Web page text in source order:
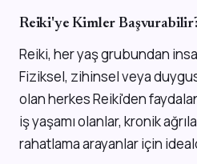
Reiki'ye Kimler
Reiki, her yaş grubundan
Fiziksel, zihinsel veya
olan herkes Reiki'den
iş yaşamı olanlar, kronik
rahatlama arayanlar için